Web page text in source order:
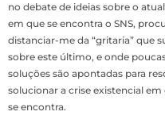
no debate de ideias sobre o
em que se encontra o SNS,
distanciar-me da “gritaria” que
sobre este último, e onde
soluções são apontadas para
solucionar a crise existencial em
se encontra.